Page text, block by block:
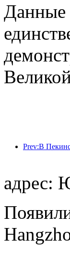
Данные
адрес: